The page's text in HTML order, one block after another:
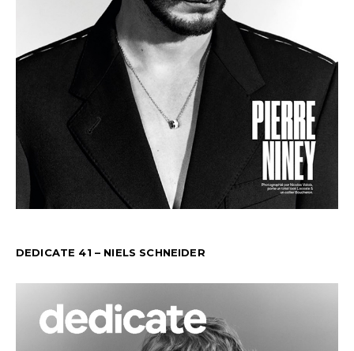
DEDICATE 41 – NIELS SCHNEIDER